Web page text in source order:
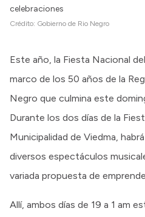
celebraciones
Crédito: Gobierno de Rio Negro
Este año, la Fiesta Nacional
marco de los 50 años de la
Negro que culmina este
Durante los dos días de la
Municipalidad de Viedma,
diversos espectáculos
variada propuesta de
Allí, ambos días de 19 a 1 am